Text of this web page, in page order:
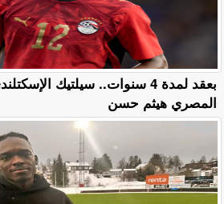
بعقد لمدة 4 سنوات.. سيلتيك
المصري هيثم حسن